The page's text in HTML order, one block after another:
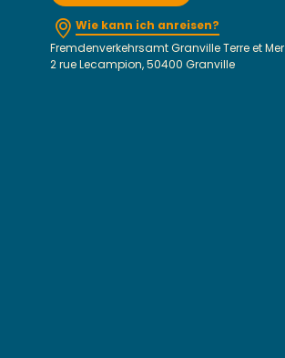
Wie kann ich anreisen?
Fremdenverkehrsamt Granville Terre et Mer
2 rue Lecampion, 50400 Granville